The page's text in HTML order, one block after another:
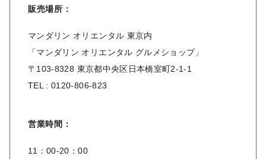
販売場所：
マンダリン オリエンタル 東京内
「マンダリン オリエンタル グルメショップ」
〒103-8328 東京都中央区日本橋室町2-1-1
TEL : 0120-806-823
営業時間：
11：00-20：00